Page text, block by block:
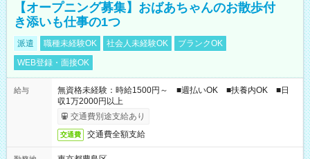
【オープニング募集】おばあちゃんのお散歩付
き添いも仕事の1つ
派遣 職種未経験OK 社会人未経験OK
ブランクOK
WEB登録・面接OK
給与
無資格未経験：時給1500円～ ■週払いOK ■扶養内OK ■日
収1万2000円以上
交通費別途支給あり
交通費 交通費全額支給